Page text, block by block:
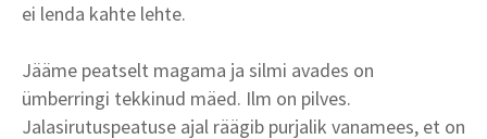
ei lenda kahte lehte.
Jääme peatselt magama ja silmi avades on
ümberringi tekkinud mäed. Ilm on pilves.
Jalasirutuspeatuse ajal räägib purjalik vanamees, et on